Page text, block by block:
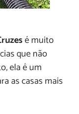
é muito
que não
ela é um
as casas mais